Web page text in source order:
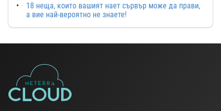
18 неща, които вашият нает сървър може да прави,
а вие най-вероятно не знаете!